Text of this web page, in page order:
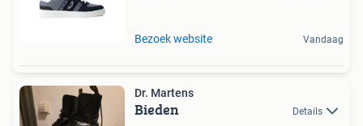
Bezoek website Vandaag
Dr. Martens
Bieden Details